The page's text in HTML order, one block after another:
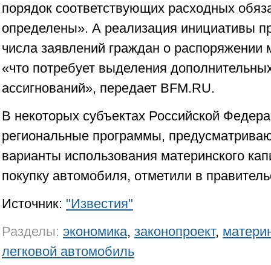
порядок соответствующих расходных
определены». А реализация инициативы
числа заявлений граждан о распоряжении
«что потребует выделения
ассигнований», передает BFM.RU.
В некоторых субъектах Российской
региональные программы,
варианты использования материнского
покупку автомобиля, отметили в
Источник: "Известия"
Разделы: экономика, законопроект,
легковой автомобиль